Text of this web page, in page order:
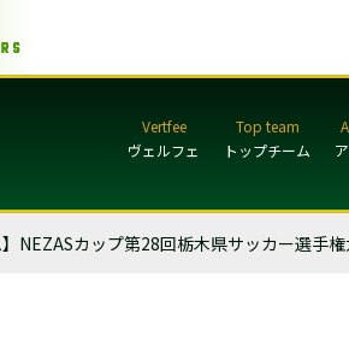
ヴェルフェ トップチーム
】NEZASカップ第28回栃木県サッカー選手権